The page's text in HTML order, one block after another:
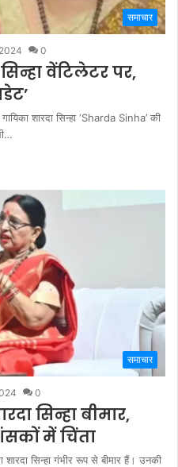
समाचार
0
वेंटिलेटर पर,
शारदा सिन्हा ‘Sharda Sinha’ की
समाचार
0
सिन्हा बीमार,
में चिंता
सिन्हा गंभीर रूप से बीमार हैं। उनकी